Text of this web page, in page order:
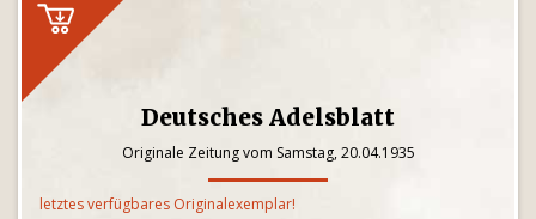
Deutsches Adelsblatt
Originale Zeitung vom Samstag, 20.04.1935
letztes verfügbares Originalexemplar!